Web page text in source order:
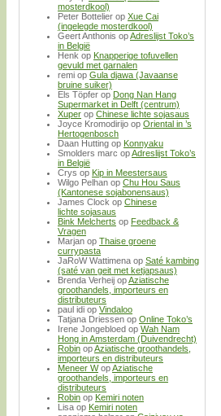
mosterdkool)
Peter Bottelier op Xue Cai
(ingelegde mosterdkool)
Geert Anthonis opAdreslijst Toko’s
in België
Henk op Knapperige tofuvellen
gevuld met garnalen
remi op Gula djawa (Javaanse
bruine suiker)
Els Töpfer op Dong Nan Hang
Supermarket in Delft (centrum)
Xuper op Chinese lichte sojasaus
Joyce Kromodirijo op Oriental in ’s
Hertogenbosch
Daan Hutting op Konnyaku
Smolders marc opAdreslijst Toko’s
in België
Crys op Kip in Meestersaus
Wilgo Pelhan op Chu Hou Saus
(Kantonese sojabonensaus)
James Clock op Chinese
lichte sojasaus
Bink Melcherts op Feedback &
Vragen
Marjan op Thaise groene
currypasta
JaRoW Wattimena op Saté kambing
(saté van geit met ketjapsaus)
Brenda Verheij opAziatische
groothandels, importeurs en
distributeurs
paul idi op Vindaloo
Tatjana Driessen op Online Toko’s
Irene Jongebloed op Wah Nam
Hong in Amsterdam (Duivendrecht)
Robin opAziatische groothandels,
importeurs en distributeurs
Meneer WopAziatische
groothandels, importeurs en
distributeurs
Robin op Kemiri noten
Lisa op Kemiri noten